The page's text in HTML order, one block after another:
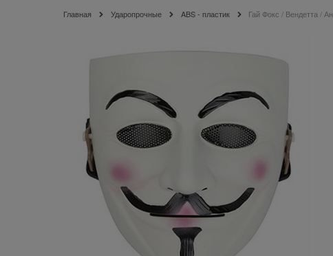
Главная Ударопрочные ABS - пластик Гай Фокс / Вендетта /